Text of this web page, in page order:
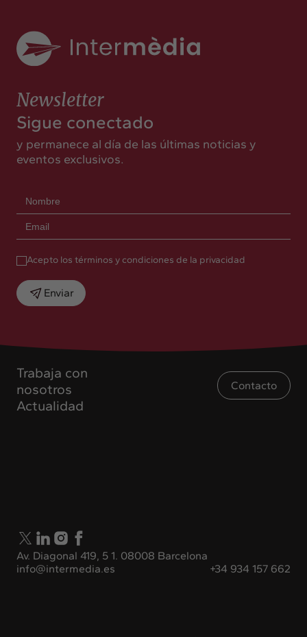
Trabaja con
nosotros
Actualidad
Contacto
Av. Diagonal 419, 5 1. 08008 Barcelona
info@intermedia.es
+34 934 157 662
Newsletter
Sigue conectado
y permanece al día de las últimas noticias y
eventos exclusivos.
Acepto los términos y condiciones de la privacidad
Enviar